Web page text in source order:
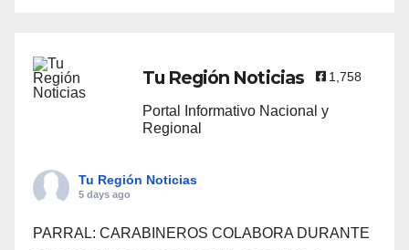
Tu Región Noticias 1,758
Portal Informativo Nacional y
Regional
Tu Región Noticias
5 days ago
PARRAL: CARABINEROS COLABORA DURANTE